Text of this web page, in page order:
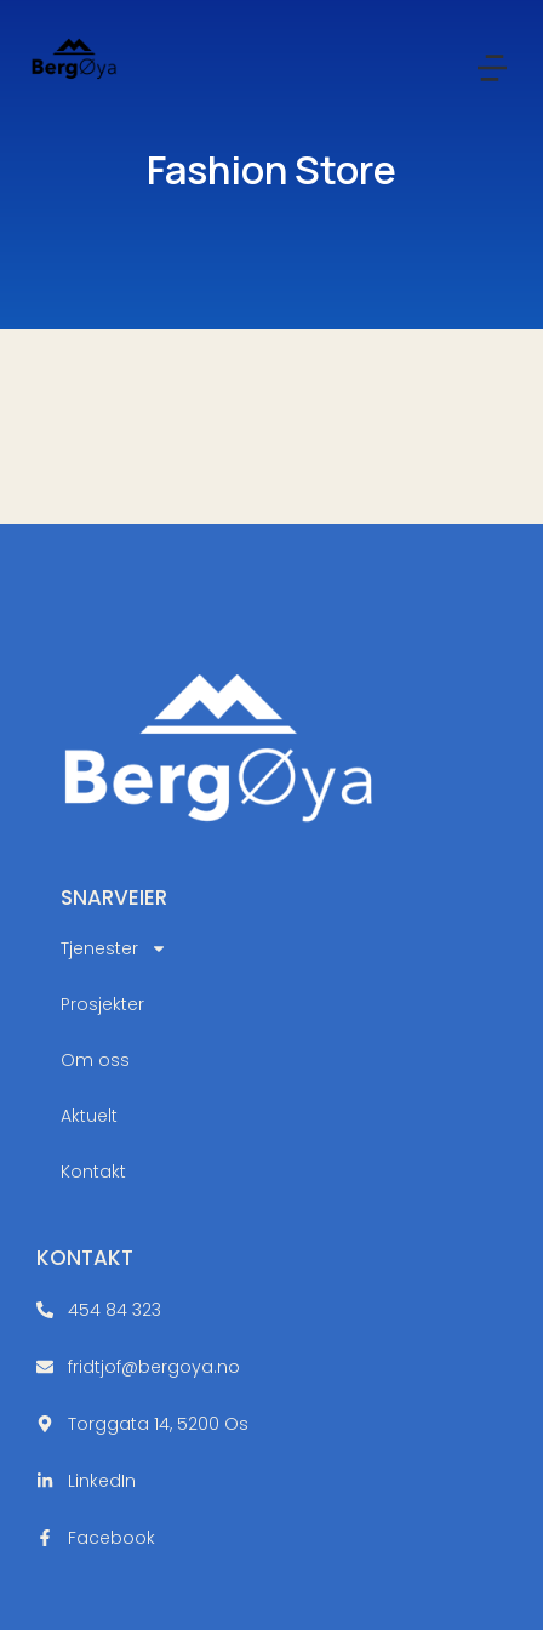
Fashion Store
SNARVEIER
Tjenester
Prosjekter
Om oss
Aktuelt
Kontakt
KONTAKT
454 84 323
fridtjof@bergoya.no
Torggata 14, 5200 Os
LinkedIn
Facebook